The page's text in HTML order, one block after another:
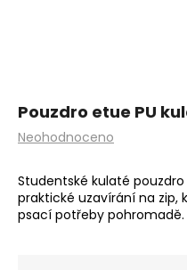
Průměrné
je
0,0
z
Neohodnoceno
Pouzdro etue PU
Studentské kulaté pouzdro
praktické uzavírání na zip,
psací potřeby pohromadě.
?